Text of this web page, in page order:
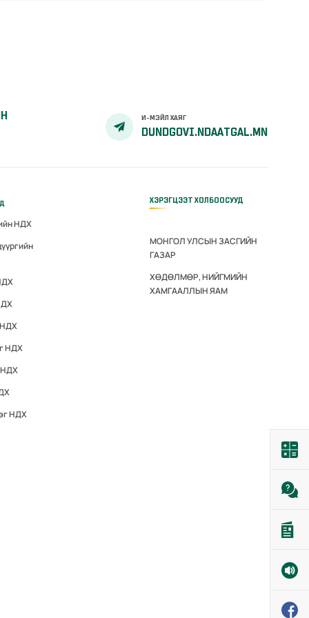
И-МЭЙЛ ХАЯГ
DUNDGOVI.NDAATGAL.MN
НДХ
НДХ
НДХ
НДХ
НДХ
ХЭРЭГЦЭЭТ ХОЛБООСУУД
МОНГОЛ УЛСЫН ЗАСГИЙН
ГАЗАР
ХӨДӨЛМӨР, НИЙГМИЙН
ХАМГААЛЛЫН ЯАМ